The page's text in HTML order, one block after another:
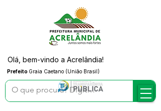
Prefeito Graia Caetano (União Brasil)
Olá, bem-vindo a Acrelândia!